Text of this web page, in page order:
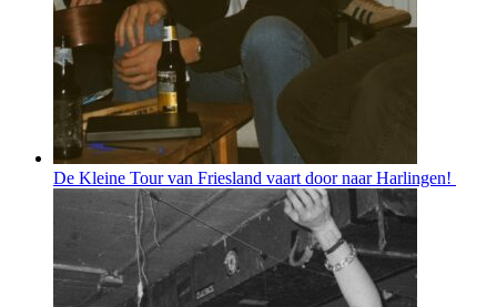
De Kleine Tour van Friesland vaart door naar Harlingen!